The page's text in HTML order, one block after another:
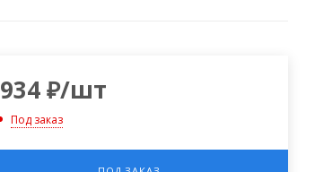
934₽/шт
Под заказ